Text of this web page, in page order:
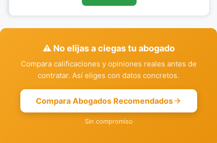
⚠️ No elijas a ciegas tu abogado
Compara calificaciones y opiniones reales antes de
contratar. Así eliges con datos concretos.
Compara Abogados Recomendados
Sin compromiso